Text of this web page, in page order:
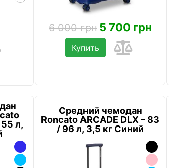
6 000 грн 5 700 грн
Купить
55 л,
Средний чемодан
Roncato ARCADE DLX – 83
/ 96 л, 3,5 кг Синий